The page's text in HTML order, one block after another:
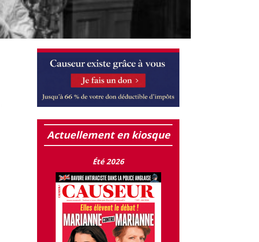
Actuellement en kiosque
Été 2026